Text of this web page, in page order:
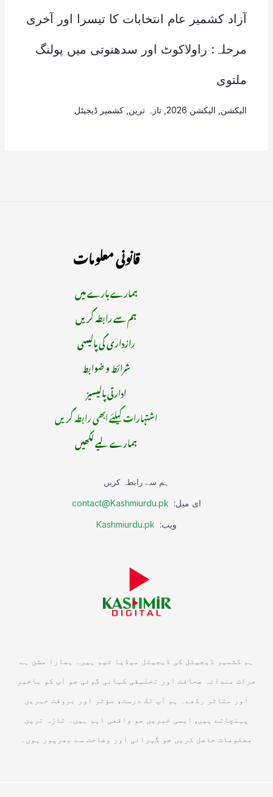
آزاد کشمیر عام انتخابات کا تیسرا اور آخری
مرحلہ: راولاکوٹ اور سدھنوتی میں پولنگ
ملتوی
الیکشن الیکشن 2026 , تازہ ترین کشمیر ڈیجیٹل
قانونی معلومات
ہمارے بارے میں
ہم سے رابطہ کریں
رازداری کی پالیسی
شرائط و ضوابط
ادارتی پالیسیز
اشتہارات کیلئے ابھی رابطہ کریں
ہمارے لیے لکھیں
ہم سے رابطہ کریں
ای میل: contact@Kashmiurdu.pk
ویب: Kashmiurdu.pk
ہم کشمیر ڈیجیٹل کی ڈیجیٹل میڈیا ٹیم ہیں۔ ہمارا مشن ہے
جرات مندانہ صحافت اور تخلیقی کہانی گوئی جو آپ کو باخبر
اور متاثر رکھے۔ ہم آپ تک درست، مؤثر اور بروقت خبریں
پہنچاتے ہیں, ایسی خبریں جو واقعی اہم ہیں۔ تازہ ترین
معلومات حاصل کریں جو گہرائی اور وضاحت سے بھرپور ہوں۔